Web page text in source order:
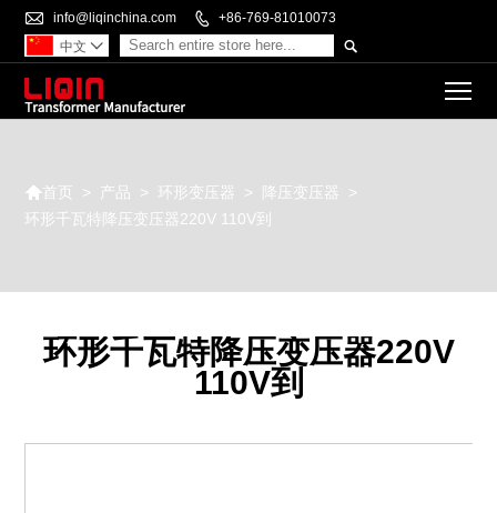
 info@liqinchina.com  +86-769-81010073

中文 
首页 > 产品 > 环形变压器 > 降压变压器
>
环形千瓦特降压变压器220V 110V到
环形千瓦特降压变压器220V
110V到